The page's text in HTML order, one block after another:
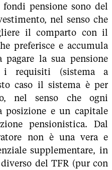
pensione sono del
nel senso che
il comparto con il
preferisce e accumula
la sua pensione
i requisiti (sistema a
caso il sistema è per
nel senso che ogni
posizione e un capitale
pensionistica. Dal
non è una vera e
supplementare, in
del TFR (pur con